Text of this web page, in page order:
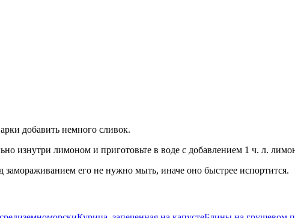
добавить немного сливок.
изнутри лимоном и приготовьте в воде с добавлением 1 ч. л.
замораживанием его не нужно мыть, иначе оно быстрее испортится.